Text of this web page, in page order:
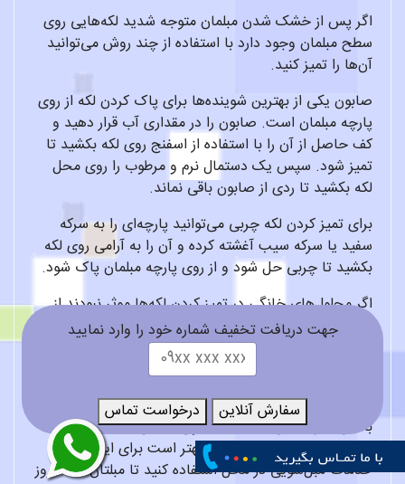
اگر پس از خشک شدن مبلمان متوجه شدید لکه‌هایی روی
سطح مبلمان وجود دارد با استفاده از چند روش می‌توانید
آن‌ها را تمیز کنید.
صابون یکی از بهترین شوینده‌ها برای پاک کردن لکه از روی
پارچه مبلمان است. صابون را در مقداری آب قرار دهید و
کف حاصل از آن را با استفاده از اسفنج روی لکه بکشید تا
تمیز شود. سپس یک دستمال نرم و مرطوب را روی محل
لکه بکشید تا ردی از صابون باقی نماند.
برای تمیز کردن لکه چربی می‌توانید پارچه‌ای را به سرکه
سفید یا سرکه سیب آغشته کرده و آن را به آرامی روی لکه
بکشید تا چربی حل شود و از روی پارچه مبلمان پاک شود.
اگر محلول‌های خانگی در تمیز کردن لکه‌ها موثر نبودند از
لکه‌بر استفاده کنید اما قبل از استفاده از آن مقداری از لکه‌بر
را روی قسمتی از مبلمان که در معرض دید نیست امتحان
کنید تا مطمئن شوید که به پارچه مبلمان آسیبی وارد
با این حال ممکن است شستشوی مبلمان با بخارشوی در
منزل شما را دچار مشکل کند. بهتر است برای این کار از
خدمات مبل‌شویی در محل استفاده کنید تا مبلتان مانند روز
جهت دریافت تخفیف شماره خود را وارد نمایید
درخواست تماس سفارش آنلاین